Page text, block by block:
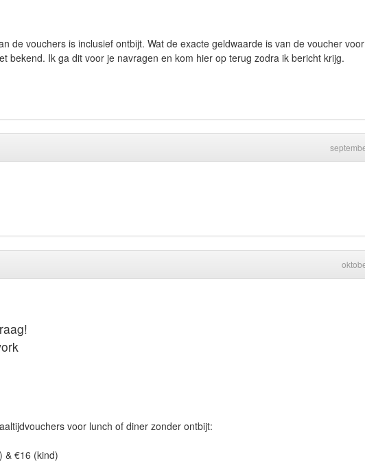
de vouchers is inclusief ontbijt. Wat de exacte geldwaarde is van de voucher voor
bekend. Ik ga dit voor je navragen en kom hier op terug zodra ik bericht krijg.
voor lunch of diner zonder ontbijt:
& €16 (kind)